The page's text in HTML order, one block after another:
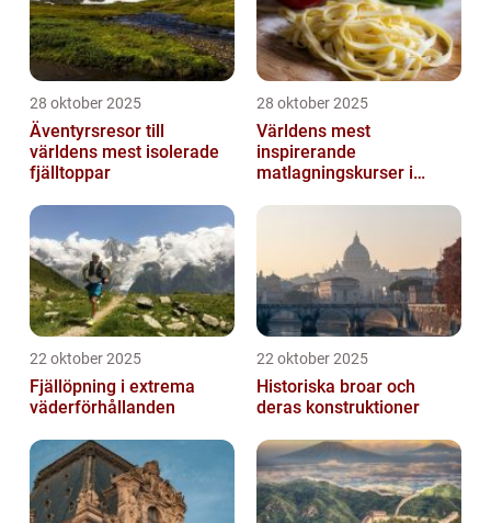
28 oktober 2025
Äventyrsresor till
världens mest isolerade
fjälltoppar
28 oktober 2025
Världens mest
inspirerande
matlagningskurser i
22 oktober 2025
Fjällöpning i extrema
väderförhållanden
22 oktober 2025
Historiska broar och
deras konstruktioner